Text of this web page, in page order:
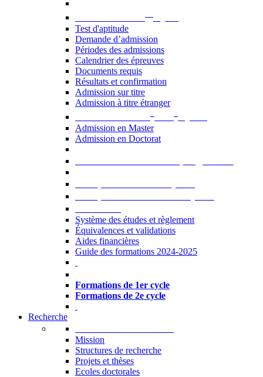
Test d'aptitude
Demande d’admission
Périodes des admissions
Calendrier des épreuves
Documents requis
Résultats et confirmation
Admission sur titre
Admission à titre étranger
Admission en Master
Admission en Doctorat
Système des études et règlement
Équivalences et validations
Aides financières
Guide des formations 2024-2025
Formations de 1er cycle
Formations de 2e cycle
Recherche
Mission
Structures de recherche
Projets et thèses
Ecoles doctorales